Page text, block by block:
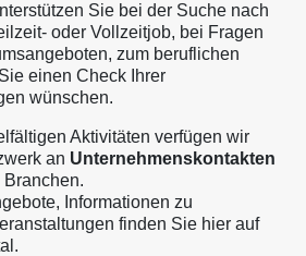
Sie bei der Suche nach
oder Vollzeitjob, bei Fragen
zum beruflichen
einen Check Ihrer
wünschen.
Aktivitäten verfügen wir
an Unternehmenskontakten
Informationen zu
finden Sie hier auf